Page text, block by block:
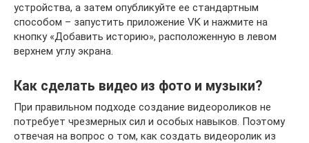
устройства, а затем опубликуйте ее стандартным
способом – запустить приложение VK и нажмите на
кнопку «Добавить историю», расположенную в левом
верхнем углу экрана.
Как сделать видео из фото и музыки?
При правильном подходе создание видеороликов не
потребует чрезмерных сил и особых навыков. Поэтому
отвечая на вопрос о том, как создать видеоролик из